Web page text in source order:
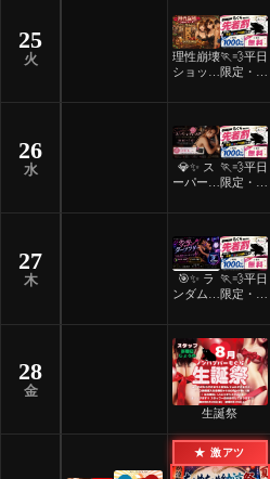
25
火
理性崩壊
ショット
ー
🏃💨平日
限定・先
26
水
💎✨ ス
ーパーレ
デー ✨
🏃💨平日
限定・先
27
木
🎯✨ ラ
ンダムマ
ツフリー
✨🎯
🏃💨平日
限定・先
28
金
生誕祭
★ 激アツ